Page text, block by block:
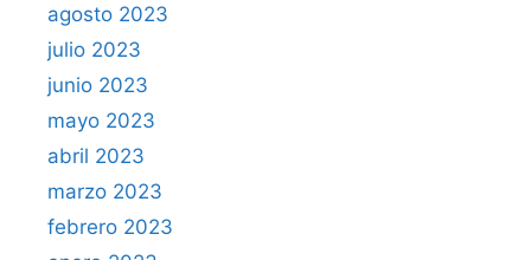
agosto 2023
julio 2023
junio 2023
mayo 2023
abril 2023
marzo 2023
febrero 2023